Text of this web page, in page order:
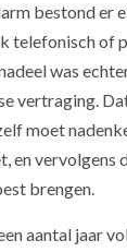
bestond er
telefonisch of
was
vertraging.
moet
en vervolgens
brengen.
aantal jaar